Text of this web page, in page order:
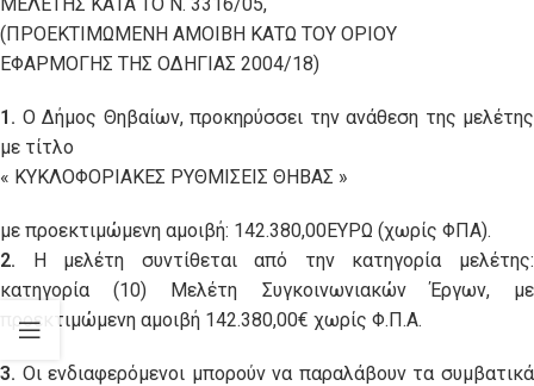
(ΠΡΟΕΚΤΙΜΩΜΕΝΗ ΑΜΟΙΒΗ ΚΑΤΩ ΤΟΥ ΟΡΙΟΥ
ΕΦΑΡΜΟΓΗΣ ΤΗΣ ΟΔΗΓΙΑΣ 2004/18)
1. Ο Δήμος Θηβαίων, προκηρύσσει την ανάθεση της μελέτης
με τίτλο
« ΚΥΚΛΟΦΟΡΙΑΚΕΣ ΡΥΘΜΙΣΕΙΣ ΘΗΒΑΣ »
με προεκτιμώμενη αμοιβή: 142.380,00ΕΥΡΩ (χωρίς ΦΠΑ).
2. Η μελέτη συντίθεται από την κατηγορία μελέτης:
κατηγορία (10) Μελέτη Συγκοινωνιακών Έργων, με
προεκτιμώμενη αμοιβή 142.380,00€ χωρίς Φ.Π.Α.
3. Οι ενδιαφερόμενοι μπορούν να παραλάβουν τα συμβατικά